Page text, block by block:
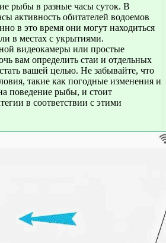
рыбы в разные часы суток. В
активность обитателей водоемов
в это время они могут находиться
в местах с укрытиями.
видеокамеры или простые
вам определить стаи и отдельных
вашей целью. Не забывайте, что
такие как погодные изменения и
поведение рыбы, и стоит
в соответствии с этими